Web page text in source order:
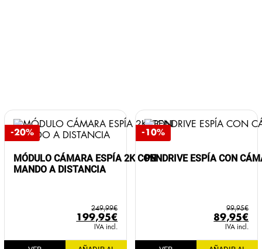
-20%
MÓDULO CÁMARA ESPÍA 2K CON
MANDO A DISTANCIA
249,99€
El
precio
original
199,95€
precio
actual
IVA incl.
-10%
PENDRIVE ESPÍA CON
99,95€
El
precio
original
89,95€
IVA incl.